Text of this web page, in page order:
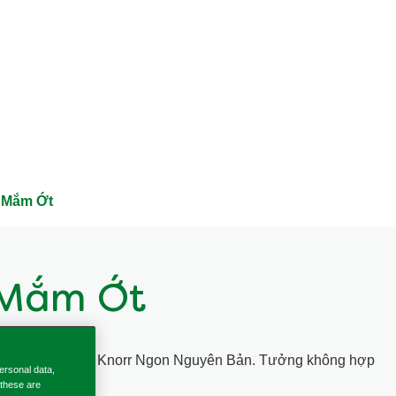
Ớt
Ớt
Nước mắm Knorr Ngon Nguyên Bản. Tưởng không hợp
data,
are